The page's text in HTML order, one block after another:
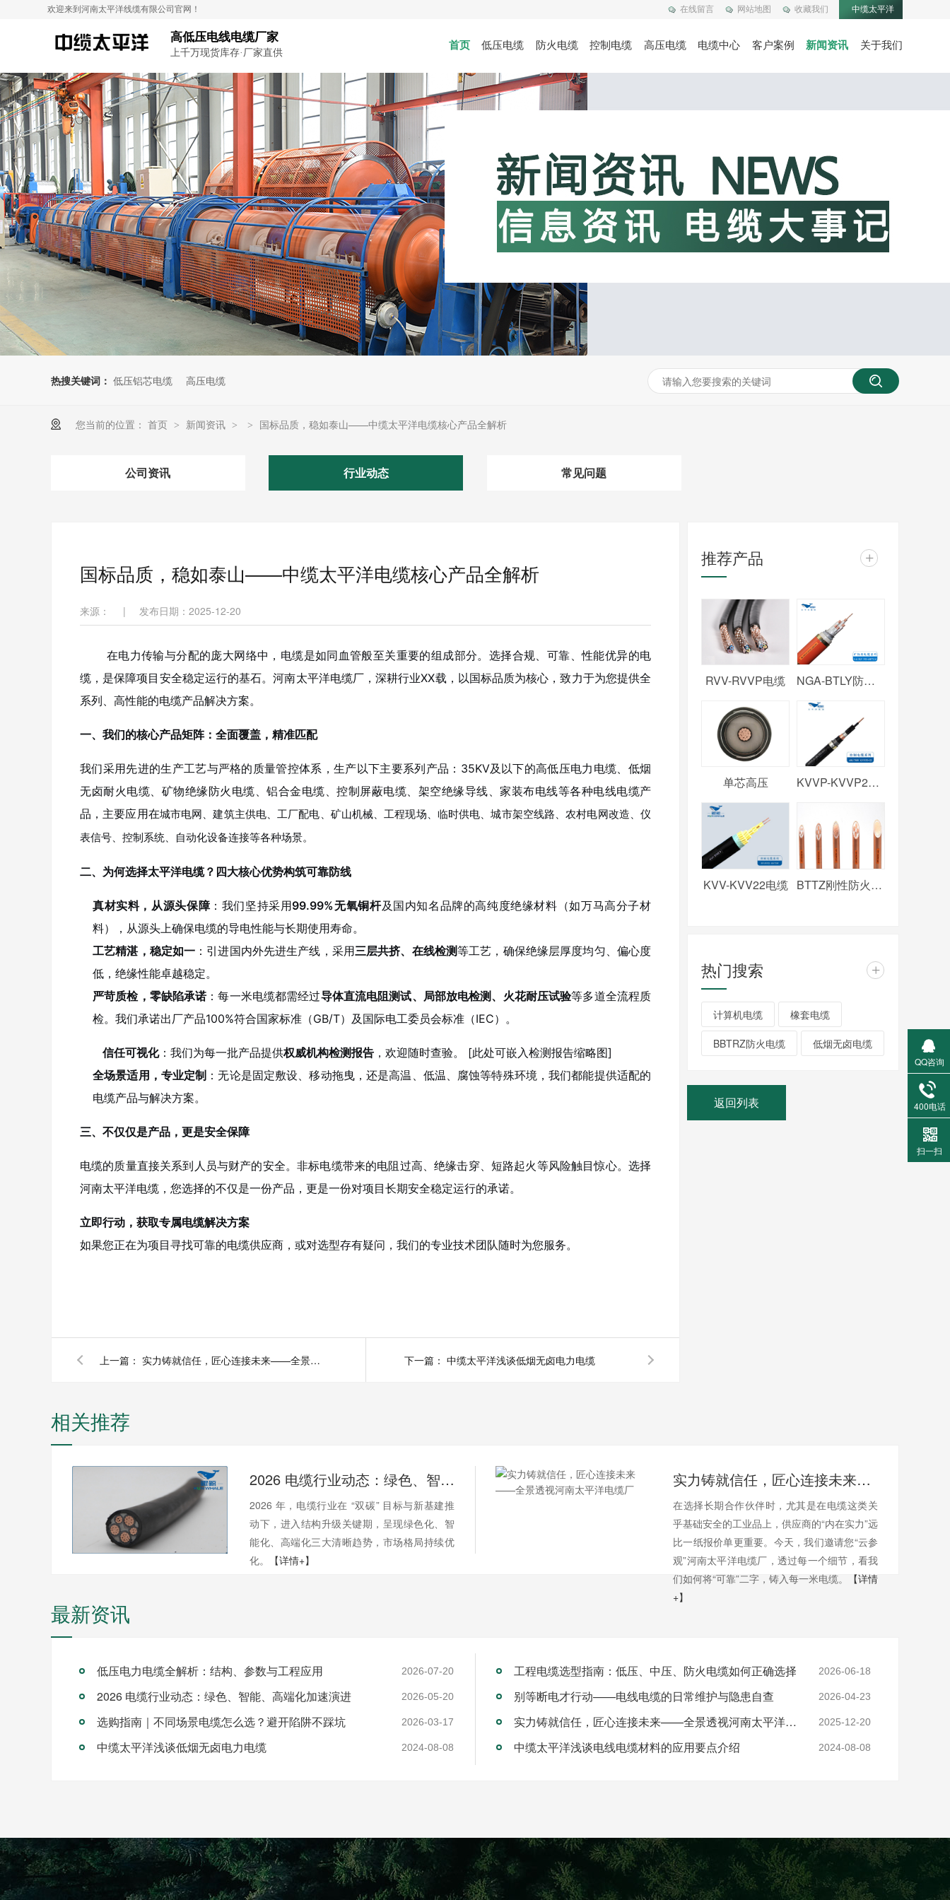
在线留言 网站地图 收藏我们 中缆太平洋
欢迎来到河南太平洋线缆有限公司官网！
高低压电线电缆厂家
上千万现货库存·厂家直供
首页 低压电缆 防火电缆 控制电缆 高压电缆 电缆中心 客户案例 新闻资讯 关于我们
热搜关键词： 低压铝芯电缆 高压电缆
您当前的位置： 首页 > 新闻资讯 > > 国标品质，稳如泰山——中缆太平洋电缆核心产品全解析
公司资讯 行业动态 常见问题
国标品质，稳如泰山——中缆太平洋电缆核心产品全解析
来源： | 发布日期：2025-12-20
在电力传输与分配的庞大网络中，电缆是如同血管般至关重要的组成部分。选择合规、可靠、性能优异的电
缆，是保障项目安全稳定运行的基石。河南太平洋电缆厂，深耕行业XX载，以国标品质为核心，致力于为您提供全
系列、高性能的电缆产品解决方案。
一、我们的核心产品矩阵：全面覆盖，精准匹配
我们采用先进的生产工艺与严格的质量管控体系，生产以下主要系列产品：35KV及以下的高低压电力电缆、低烟
无卤耐火电缆、矿物绝缘防火电缆、铝合金电缆、控制屏蔽电缆、架空绝缘导线、家装布电线等各种电线电缆产
品，主要应用在城市电网、建筑主供电、工厂配电、 矿山机械、工程现场、临时供电、城市架空线路、农村电网改造 、仪
表信号、控制系统、自动化设备连接等各种场景。
二、为何选择太平洋电缆？四大核心优势构筑可靠防线
真材实料，从源头保障：我们坚持采用99.99%无氧铜杆及国内知名品牌的高纯度绝缘材料（如万马高分子材
料），从源头上确保电缆的导电性能与长期使用寿命。
工艺精湛，稳定如一 ：引进国内外先进生产线，采用三层共挤、在线检测等工艺，确保绝缘层厚度均匀、偏心度
低，绝缘性能卓越稳定。
严苛质检，零缺陷承诺：每一米电缆都需经过导体直流电阻测试、局部放电检测、火花耐压试验等多道全流程质
检。我们承诺出厂产品100%符合国家标准（GB/T）及国际电工委员会标准（IEC）。
信任可视化：我们为每一批产品提供权威机构检测报告 ，欢迎随时查验。 [此处可嵌入检测报告缩略图]
全场景适用，专业定制 ：无论是固定敷设、移动拖曳，还是高温、低温、腐蚀等特殊环境，我们都能提供适配的
电缆产品与解决方案。
三、不仅仅是产品，更是安全保障
电缆的质量直接关系到人员与财产的安全。非标电缆带来的电阻过高、绝缘击穿、短路起火等风险触目惊心。选择
河南太平洋电缆，您选择的不仅是一份产品，更是一份对项目长期安全稳定运行的承诺。
立即行动，获取专属电缆解决方案
如果您正在为项目寻找可靠的电缆供应商，或对选型存有疑问，我们的专业技术团队随时为您服务。
上一篇： 实力铸就信任，匠心连接未来——全景透视河南太平洋电缆厂 下一篇： 中缆太平洋浅谈低烟无卤电力电缆
推荐产品 +
RVV-RVVP电缆 NGA-BTLY防火电缆
单芯高压 KVVP-KVVP2电缆
KVV-KVV22电缆 BTTZ刚性防火电缆
热门搜索 +
计算机电缆 橡套电缆
BBTRZ防火电缆 低烟无卤电缆
返回列表
相关推荐
2026 电缆行业动态：绿色、智能、高端化加速演进
2026 年，电缆行业在 “双碳” 目标与新基建推
动下，进入结构升级关键期，呈现绿色化、智
能化、高端化三大清晰趋势，市场格局持续优
化。
【详情+】
实力铸就信任，匠心连接未来——全景透视河南太平洋电缆厂
在选择长期合作伙伴时，尤其是在电缆这类关
乎基础安全的工业品上，供应商的“内在实力”远
比一纸报价单更重要。今天，我们邀请您“云参
观”河南太平洋电缆厂，透过每一个细节，看我
们如何将“可靠”二字，铸入每一米电缆。
【详情
+】
最新资讯
低压电力电缆全解析：结构、参数与工程应用 2026-07-20 工程电缆选型指南：低压、中压、防火电缆如何正确选择 2026-06-18
2026 电缆行业动态：绿色、智能、高端化加速演进 2026-05-20 别等断电才行动——电线电缆的日常维护与隐患自查 2026-04-23
选购指南｜不同场景电缆怎么选？避开陷阱不踩坑 2026-03-17 实力铸就信任，匠心连接未来——全景透视河南太平洋电缆厂 2025-12-20
中缆太平洋浅谈低烟无卤电力电缆 2024-08-08 中缆太平洋浅谈电线电缆材料的应用要点介绍 2024-08-08
QQ咨询
400电话
扫一扫